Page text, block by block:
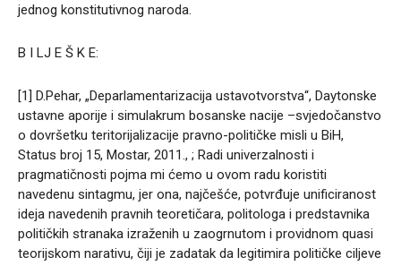
jednog konstitutivnog naroda.
B I LJ E Š K E:
[1] D.Pehar, „Deparlamentarizacija ustavotvorstva“, Daytonske
ustavne aporije i simulakrum bosanske nacije –svjedočanstvo
o dovršetku teritorijalizacije pravno-političke misli u BiH,
Status broj 15, Mostar, 2011., ; Radi univerzalnosti i
pragmatičnosti pojma mi ćemo u ovom radu koristiti
navedenu sintagmu, jer ona, najčešće, potvrđuje unificiranost
ideja navedenih pravnih teoretičara, politologa i predstavnika
političkih stranaka izraženih u zaogrnutom i providnom quasi
teorijskom narativu, čiji je zadatak da legitimira političke ciljeve